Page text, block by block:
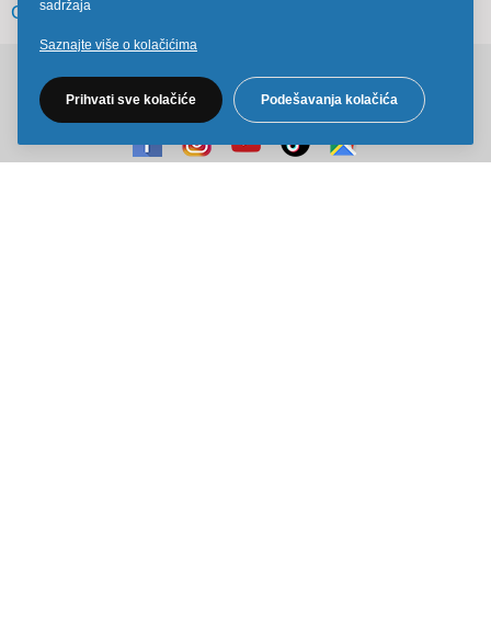
OSTALO
sadržaja
Saznajte više o kolačićima
Prihvati sve kolačiće Podešavanja kolačića
Pratite nas na društvenim mrežama